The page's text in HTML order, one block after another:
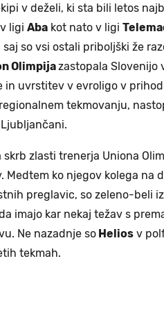
v deželi, ki sta bili letos
ligi Aba kot nato v ligi
so vsi ostali priboljški že
Olimpijazastopala Slovenijo
in uvrstitev v evroligo v
tekmovanju,
skrb zlasti trenerja Uniona
Medtem ko njegov kolega na
preglavic, so zeleno-beli
imajo kar nekaj težav s
Ne nazadnje so Helios v
tekmah.